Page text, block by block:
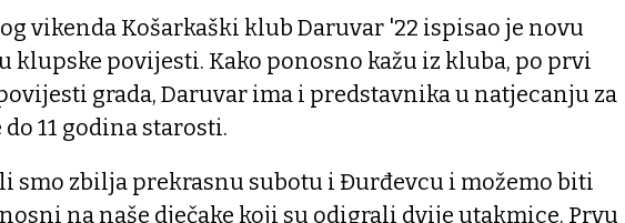
vikenda Košarkaški klub Daruvar '22 ispisao je novu
klupske povijesti. Kako ponosno kažu iz kluba, po prvi
grada, Daruvar ima i predstavnika u natjecanju za
do 11 godina starosti.
smo zbilja prekrasnu subotu i Đurđevcu i možemo biti
na naše dječake koji su odigrali dvije utakmice. Prvu